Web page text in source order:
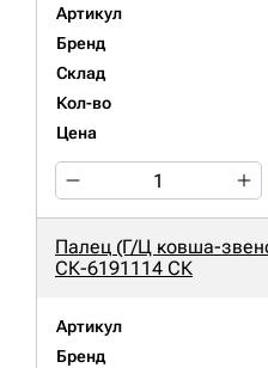
Артикул
Бренд
Склад
Кол-во
Цена
Палец (Г/Ц ковша-
СК-6191114 СК
Артикул
Бренд